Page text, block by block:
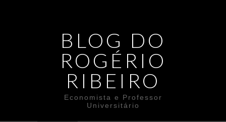
BLOG DO
ROGÉRIO
RIBEIRO
Economista e Professor
Universitário